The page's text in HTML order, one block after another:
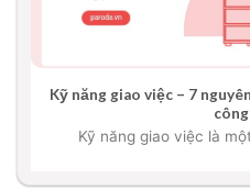
Kỹ năng giao việc – 7
Kỹ năng giao việc là